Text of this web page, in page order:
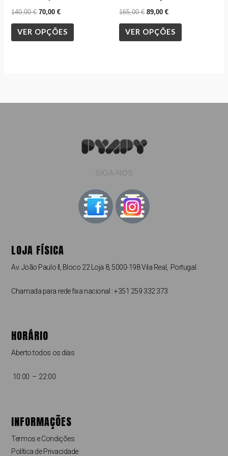
140,00€ 70,00€
VER OPÇÕES
product
page
165,00€ 89,00 €
VER OPÇÕES
product
page
SIGA-NOS
LOJA FÍSICA
Av. João Paulo II, Bloco 22 Loja 8, 5000-198 Vila Real, Portugal
Chamada para rede fixa nacional : +351 259 332 373
HORÁRIO
Aberto todos os dias
10:00 – 22:00
INFORMAÇÕES
Termos e Condições
Política de Privacidade